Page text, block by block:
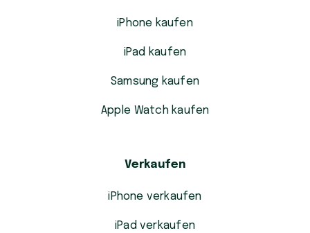
iPhone kaufen
iPad kaufen
Samsung kaufen
Apple Watch kaufen
Verkaufen
iPhone verkaufen
iPad verkaufen